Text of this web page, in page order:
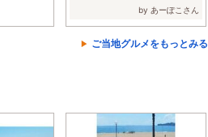
by あーぽこさん
ご当地グルメをもっとみる